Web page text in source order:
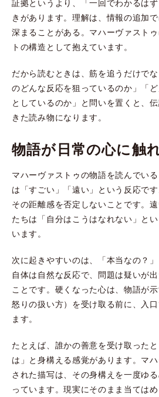
証拠というより、「一回でわかるは
きがあります。理解は、情報の追加
深まることがある。マハーヴァスト
トの構造として抱えています。
だから読むときは、筋を追うだけで
のどんな反応を狙っているのか」「
としているのか」と問いを置くと、
きた読み物になります。
物語が日常の心に触
マハーヴァストゥの物語を読んでい
は「すごい」「遠い」という反応です
その距離感を否定しないことです。
たちは「自分はこうはなれない」と
います。
次に起きやすいのは、「本当なの？
自体は自然な反応で、問題は疑いが
ことです。硬くなった心は、物語が
怒りの扱い方）を受け取る前に、入
ます。
たとえば、誰かの善意を受け取った
は」と身構える感覚があります。マ
された描写は、その身構えを一度ゆ
っています。現実にそのまま当ては